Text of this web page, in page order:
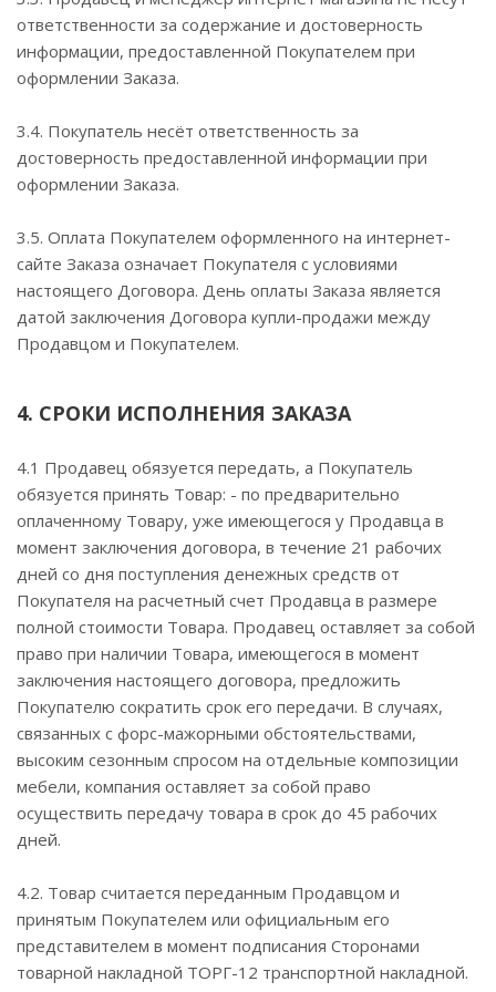
ответственности за содержание и достоверность
информации, предоставленной Покупателем при
оформлении Заказа.
3.4. Покупатель несёт ответственность за
достоверность предоставленной информации при
оформлении Заказа.
3.5. Оплата Покупателем оформленного на интернет-
сайте Заказа означает Покупателя с условиями
настоящего Договора. День оплаты Заказа является
датой заключения Договора купли-продажи между
Продавцом и Покупателем.
4. СРОКИ ИСПОЛНЕНИЯ ЗАКАЗА
4.1 Продавец обязуется передать, а Покупатель
обязуется принять Товар: - по предварительно
оплаченному Товару, уже имеющегося у Продавца в
момент заключения договора, в течение 21 рабочих
дней со дня поступления денежных средств от
Покупателя на расчетный счет Продавца в размере
полной стоимости Товара. Продавец оставляет за собой
право при наличии Товара, имеющегося в момент
заключения настоящего договора, предложить
Покупателю сократить срок его передачи. В случаях,
связанных с форс-мажорными обстоятельствами,
высоким сезонным спросом на отдельные композиции
мебели, компания оставляет за собой право
осуществить передачу товара в срок до 45 рабочих
дней.
4.2. Товар считается переданным Продавцом и
принятым Покупателем или официальным его
представителем в момент подписания Сторонами
товарной накладной ТОРГ-12 транспортной накладной.